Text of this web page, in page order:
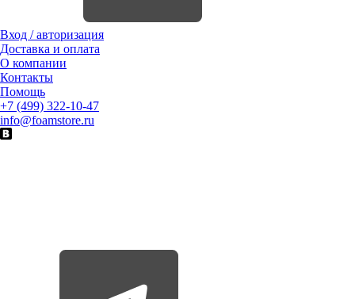
Вход / авторизация
Доставка и оплата
О компании
Контакты
Помощь
+7 (499) 322-10-47
info@foamstore.ru